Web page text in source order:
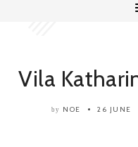
Vila
by NOE 26 JUNE